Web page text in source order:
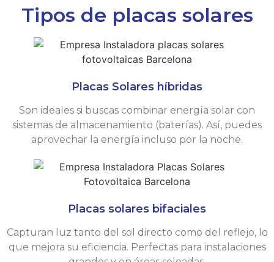
Tipos de placas solares
Placas Solares híbridas
Son ideales si buscas combinar energía solar con
sistemas de almacenamiento (baterías). Así, puedes
aprovechar la energía incluso por la noche.
Placas solares bifaciales
Capturan luz tanto del sol directo como del reflejo, lo
que mejora su eficiencia. Perfectas para instalaciones